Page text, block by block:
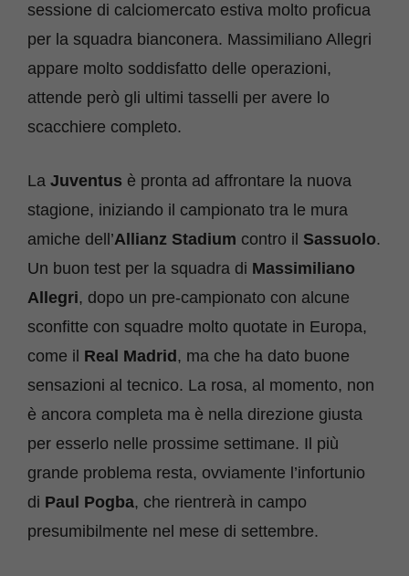
sessione di calciomercato estiva molto proficua
per la squadra bianconera. Massimiliano Allegri
appare molto soddisfatto delle operazioni,
attende però gli ultimi tasselli per avere lo
scacchiere completo.
La Juventus è pronta ad affrontare la nuova
stagione, iniziando il campionato tra le mura
amiche dell’Allianz Stadium contro il Sassuolo.
Un buon test per la squadra di Massimiliano
Allegri, dopo un pre-campionato con alcune
sconfitte con squadre molto quotate in Europa,
come il Real Madrid , ma che ha dato buone
sensazioni al tecnico. La rosa, al momento, non
è ancora completa ma è nella direzione giusta
per esserlo nelle prossime settimane. Il più
grande problema resta, ovviamente l’infortunio
di Paul Pogba, che rientrerà in campo
presumibilmente nel mese di settembre.